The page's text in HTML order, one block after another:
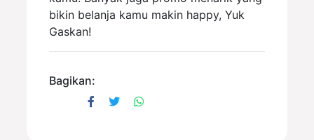
bikin belanja kamu makin happy, Yuk
Gaskan!
Bagikan: